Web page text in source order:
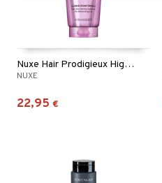
Nuxe Hair Prodigieux High Shine Shampoo
NUXE
22,95 €